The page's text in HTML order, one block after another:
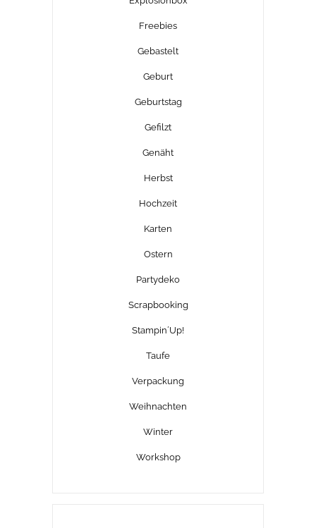
Freebies
Gebastelt
Geburt
Geburtstag
Gefilzt
Genäht
Herbst
Hochzeit
Karten
Ostern
Partydeko
Scrapbooking
Stampin´Up!
Taufe
Verpackung
Weihnachten
Winter
Workshop